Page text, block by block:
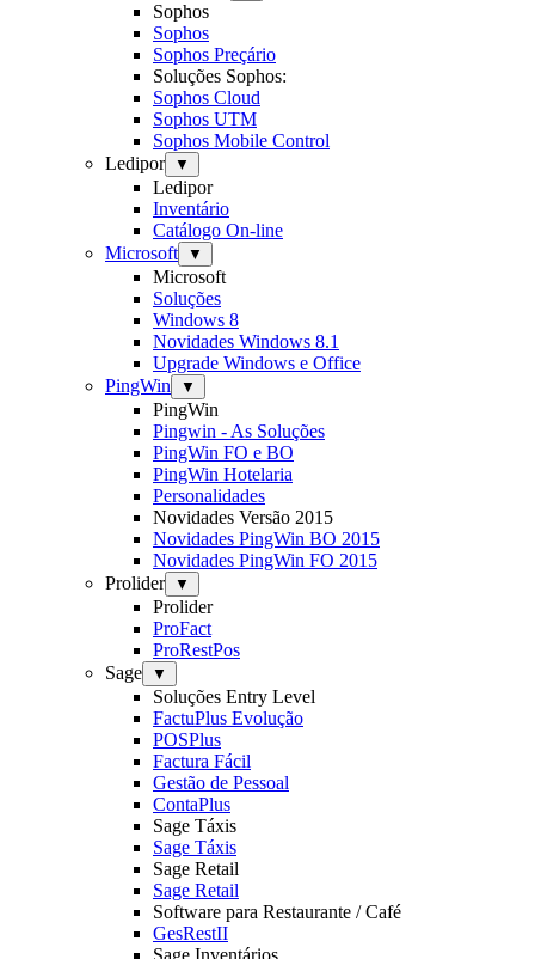
Sophos
Sophos
Sophos Preçário
Soluções Sophos:
Sophos Cloud
Sophos UTM
Sophos Mobile Control
Ledipor
▼
Ledipor
Inventário
Catálogo On-line
Microsoft
▼
Microsoft
Soluções
Windows 8
Novidades Windows 8.1
Upgrade Windows e Office
PingWin
▼
PingWin
Pingwin - As Soluções
PingWin FO e BO
PingWin Hotelaria
Personalidades
Novidades Versão 2015
Novidades PingWin BO 2015
Novidades PingWin FO 2015
Prolider
▼
Prolider
ProFact
ProRestPos
Sage
▼
Soluções Entry Level
FactuPlus Evolução
POSPlus
Factura Fácil
Gestão de Pessoal
ContaPlus
Sage Táxis
Sage Táxis
Sage Retail
Sage Retail
Software para Restaurante / Café
GesRestII
Sage Inventários